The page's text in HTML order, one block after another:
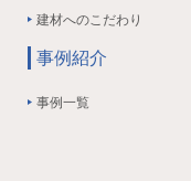
建材へのこだわり
事例紹介
事例一覧